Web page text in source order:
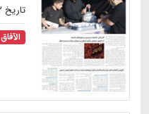
تاریخ ۱۴۰۴/۶/۳
الآفاق